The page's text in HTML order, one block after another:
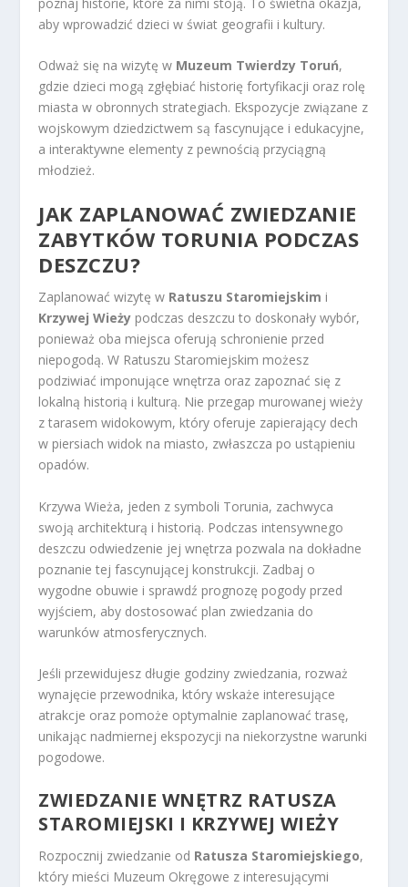
aby wprowadzić dzieci w świat geografii i kultury.
Odważ się na wizytę w Muzeum Twierdzy Toruń,
gdzie dzieci mogą zgłębiać historię fortyfikacji oraz rolę
miasta w obronnych strategiach. Ekspozycje związane z
wojskowym dziedzictwem są fascynujące i edukacyjne,
a interaktywne elementy z pewnością przyciągną
młodzież.
JAK ZAPLANOWAĆ ZWIEDZANIE
ZABYTKÓW TORUNIA PODCZAS
DESZCZU?
Zaplanować wizytę w Ratuszu Staromiejskim i
Krzywej Wieży podczas deszczu to doskonały wybór,
ponieważ oba miejsca oferują schronienie przed
niepogodą. W Ratuszu Staromiejskim możesz
podziwiać imponujące wnętrza oraz zapoznać się z
lokalną historią i kulturą. Nie przegap murowanej wieży
z tarasem widokowym, który oferuje zapierający dech
w piersiach widok na miasto, zwłaszcza po ustąpieniu
opadów.
Krzywa Wieża, jeden z symboli Torunia, zachwyca
swoją architekturą i historią. Podczas intensywnego
deszczu odwiedzenie jej wnętrza pozwala na dokładne
poznanie tej fascynującej konstrukcji. Zadbaj o
wygodne obuwie i sprawdź prognozę pogody przed
wyjściem, aby dostosować plan zwiedzania do
warunków atmosferycznych.
Jeśli przewidujesz długie godziny zwiedzania, rozważ
wynajęcie przewodnika, który wskaże interesujące
atrakcje oraz pomoże optymalnie zaplanować trasę,
unikając nadmiernej ekspozycji na niekorzystne warunki
pogodowe.
ZWIEDZANIE WNĘTRZ RATUSZA
STAROMIEJSKI I KRZYWEJ WIEŻY
Rozpocznij zwiedzanie od Ratusza Staromiejskiego,
który mieści Muzeum Okręgowe z interesującymi